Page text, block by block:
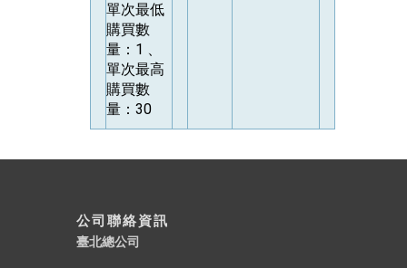
單次最低
購買數
量：1 、
單次最高
購買數
量：30
公司聯絡資訊
臺北總公司